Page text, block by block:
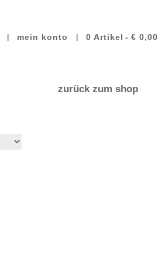
mein konto 0 Artikel € 0,00
zurück zum shop